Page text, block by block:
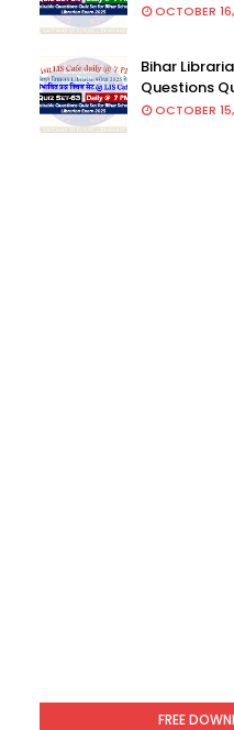
OCTOBER
Bihar
Questions
OCTOBER
FREE